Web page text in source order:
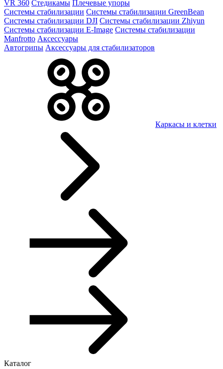
VR 360 Стедикамы Плечевые упоры
Системы стабилизации Системы стабилизации GreenBean
Системы стабилизации DJI Системы стабилизации Zhiyun
Системы стабилизации E-Image Системы стабилизации
Manfrotto Аксессуары
Автогрипы Аксессуары для стабилизаторов
Каркасы и клетки
Каталог